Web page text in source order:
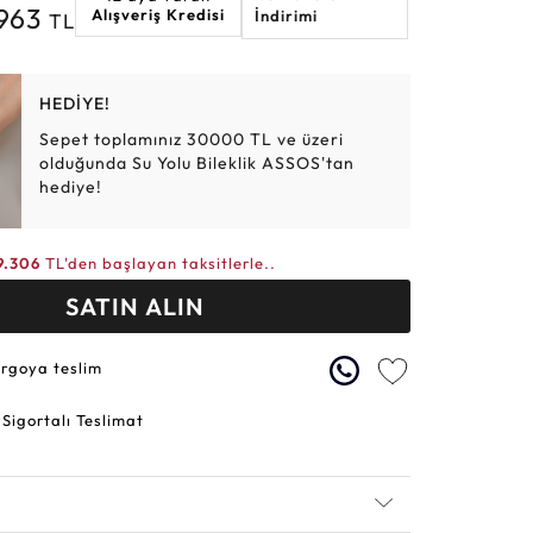
Elmas Bilezikler
Altın Tesbihler
Altın Hasır Setler
Violet
TL
Alışveriş Kredisi
İndirimi
HEDİYE!
Sepet toplamınız 30000 TL ve üzeri
olduğunda Su Yolu Bileklik ASSOS'tan
hediye!
TL'den başlayan taksitlerle..
SATIN ALIN
teslim
Teslimat